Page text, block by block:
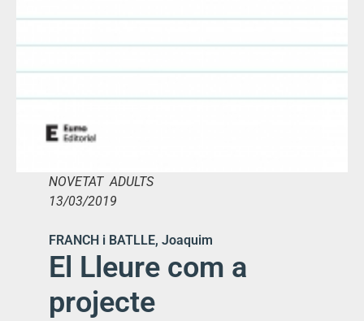
NOVETAT ADULTS
13/03/2019
FRANCH i BATLLE, Joaquim
El Lleure com a
projecte